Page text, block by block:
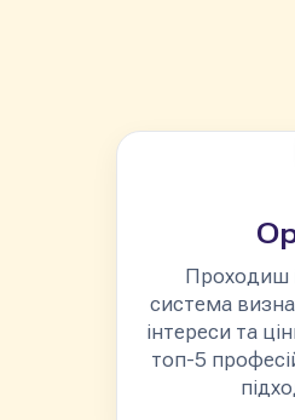
Проходиш
система
інтереси та
топ-5